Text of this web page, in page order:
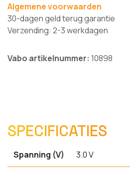
Algemene voorwaarden
30-dagen geld terug garantie
Verzending: 2-3 werkdagen
Vabo artikelnummer: 10898
SPECIFICATIES
Spanning (V) 3.0 V